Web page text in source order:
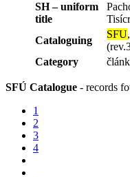
SH – uniform
title
Cataloguing
SFU
Category
SFÚ Catalogue - records
1
2
3
4